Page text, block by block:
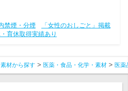
禁煙・分煙
「女性のおしごと」掲載
育休取得実績あり
材から探す 医薬・食品・化学・素材 医薬